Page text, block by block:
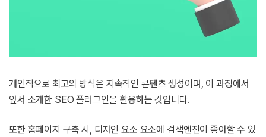
개인적으로 최고의 방식은 지속적인 콘텐츠 생성이며, 이 과정에서
앞서 소개한 SEO 플러그인을 활용하는 것입니다.
또한 홈페이지 구축 시, 디자인 요소 요소에 검색엔진이 좋아할 수 있